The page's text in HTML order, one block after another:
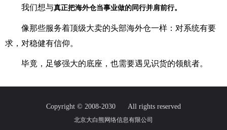
我们想与真正把海外仓当事业做的同行并肩前行。
像那些服务着顶级大卖的头部海外仓一样：对系统有要
求，对稳健有信仰。
毕竟，足够强大的底座，也需要遇见识货的领航者。
Copyright © 2008-2030 All rights reserved
北京大白熊网络信息有限公司